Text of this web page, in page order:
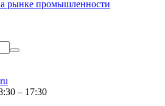
рынке промышленности
– 17:30